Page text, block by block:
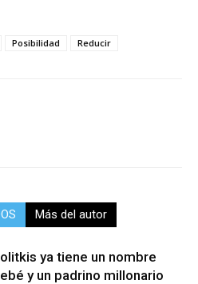
Posibilidad Reducir
Más del autor
ya tiene un nombre
y un padrino millonario